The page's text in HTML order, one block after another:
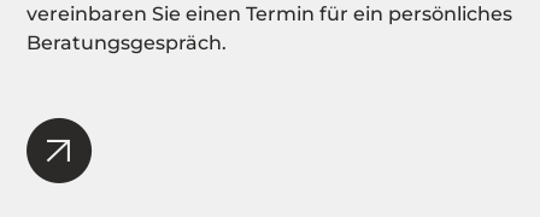
vereinbaren Sie einen Termin für ein persönliches
Beratungsgespräch.